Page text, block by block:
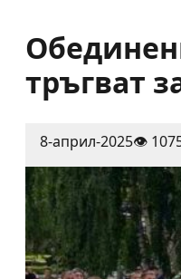
тръгват
8-април-2025👁️